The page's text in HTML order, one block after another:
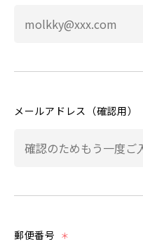
メールアドレス（確認用）
郵便番号 ＊